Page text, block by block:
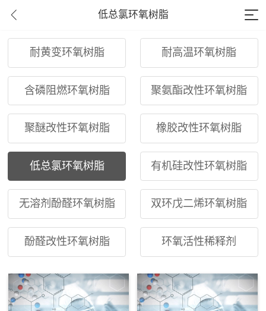
低总氯环氧树脂
耐黄变环氧树脂 耐高温环氧树脂
含磷阻燃环氧树脂 聚氨酯改性环氧树脂
聚醚改性环氧树脂 橡胶改性环氧树脂
低总氯环氧树脂 有机硅改性环氧树脂
无溶剂酚醛环氧树脂 双环戊二烯环氧树脂
酚醛改性环氧树脂 环氧活性稀释剂